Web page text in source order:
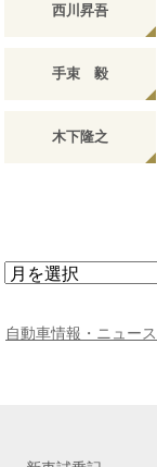
西川昇吾
手束 毅
木下隆之
ア
カ
自動車情報・ニュー